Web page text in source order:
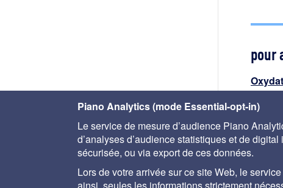
pour
Piano Analytics (mode Essential-opt-in)
Le service de mesure d’audience Piano
d’analyses d’audience statistiques et de
sécurisée, ou via export de ces données.
Lors de votre arrivée sur ce site Web, le